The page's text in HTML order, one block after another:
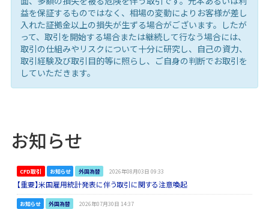
益を保証するものではなく、相場の変動によりお客様が差し
入れた証拠金以上の損失が生ずる場合がございます。したが
って、取引を開始する場合または継続して行なう場合には、
取引の仕組みやリスクについて十分に研究し、自己の資力、
取引経験及び取引目的等に照らし、ご自身の判断でお取引を
していただきます。
お知らせ
CFD取引 お知らせ 外国為替 2026年08月03日 09:33
【重要】米国雇用統計発表に伴う取引に関する注意喚起
お知らせ 外国為替 2026年07月30日 14:37